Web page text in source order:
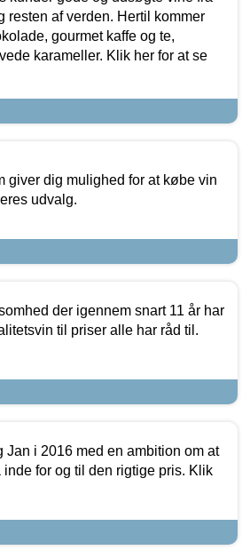
resten af verden. Hertil kommer
gourmet kaffe og te,
karameller. Klik her for at se
giver dig mulighed for at købe vin
udvalg.
der igennem snart 11 år har
til priser alle har råd til.
Jan i 2016 med en ambition om at
for og til den rigtige pris. Klik